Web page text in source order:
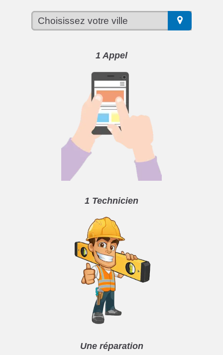
1 Appel
1 Technicien
Une réparation